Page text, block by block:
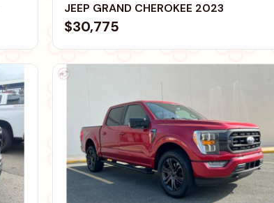
JEEP GRAND CHEROKEE 2023
$30,775